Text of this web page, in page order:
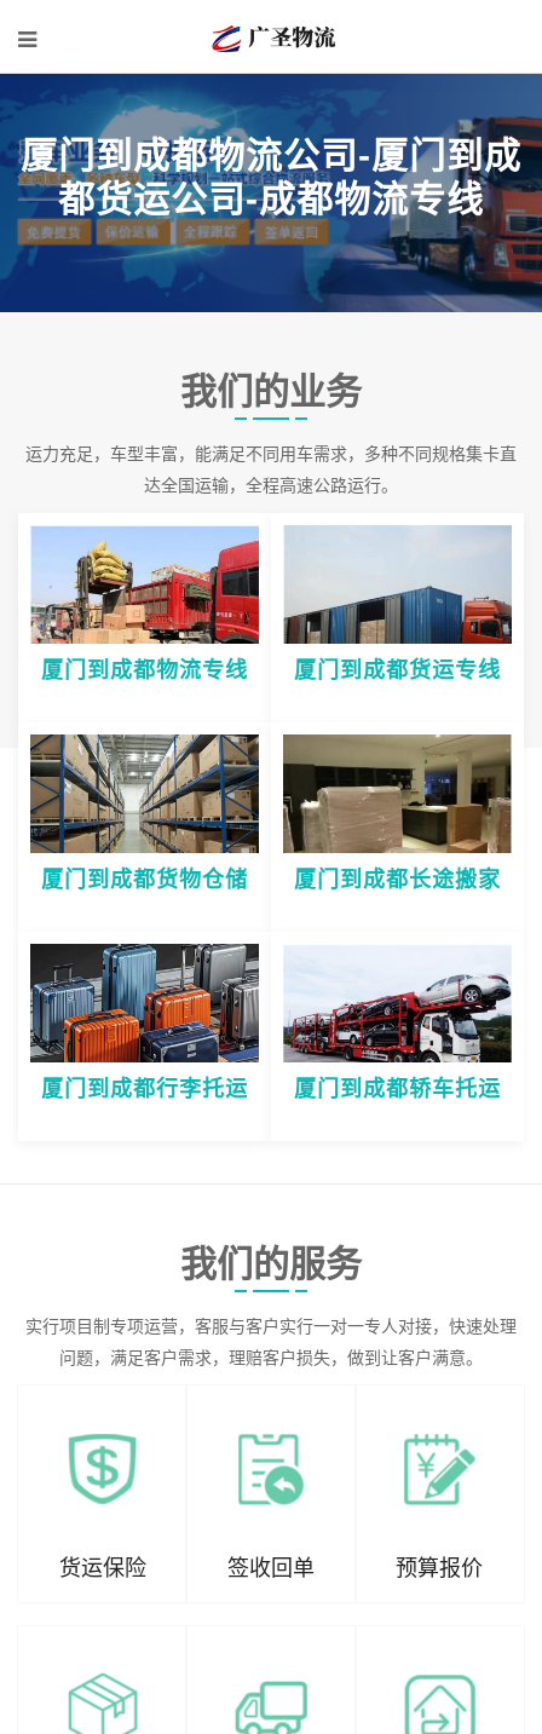
厦门到成都物流公司-厦门到成
都货运公司-成都物流专线
我们的业务
运力充足，车型丰富，能满足不同用车需求，多种不同规格集卡直
达全国运输，全程高速公路运行。
厦门到成都物流专线 厦门到成都货运专线
厦门到成都货物仓储 厦门到成都长途搬家
厦门到成都行李托运 厦门到成都轿车托运
我们的服务
实行项目制专项运营，客服与客户实行一对一专人对接，快速处理
问题，满足客户需求，理赔客户损失，做到让客户满意。
货运保险 签收回单 预算报价